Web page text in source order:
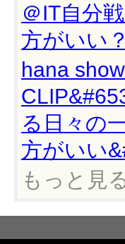
＠IT自分
方がいい
hana
る日々の
方がいい
もっと見